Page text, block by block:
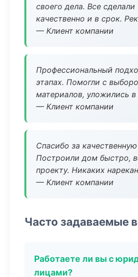
своего дела. Все сделали
качественно и в срок.
— Клиент компании
Профессиональный
этапах. Помогли с
материалов, уложились
— Клиент компании
Спасибо за
Построили дом быстро,
проекту. Никаких
— Клиент компании
Часто задаваемые
Работаете ли вы с
лицами?